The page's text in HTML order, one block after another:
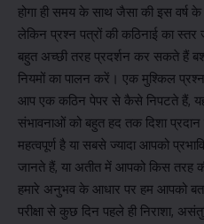
होगा ही समय के साथ जैसा की इस वर्ष के
लेकिन प्रश्न पत्रों की कठिनाई का स्तर
बहुत अच्छी तरह प्रदर्शन कर सकते हैं
नियमों का पालन करें। एक मुश्किल
आप एक कठिन पेपर से कैसे निपटते हैं,
संभावनाओं को बहुत हद तक दिशा
महत्वपूर्ण है या सबसे ज्यादा आपको
जानते हैं, या अतीत में आपको किस तरह
हमारे अनुभव के आधार पर हम आपको
परीक्षा से कुछ दिन पहले ही निराशा,